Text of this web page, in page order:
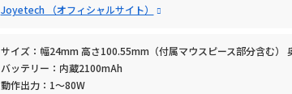
Joyetech （オフィシャルサイト）
サイズ：幅24mm 高さ100.55mm（付属マウスピース部分含む）
バッテリー：内蔵2100mAh
動作出力：1～80W